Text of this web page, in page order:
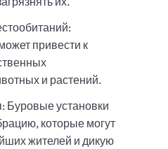
привести к
и растений.
установки
которые могут
жителей и дикую